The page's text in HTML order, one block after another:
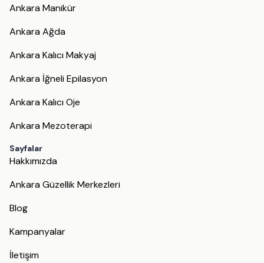
Ankara Manikür
Ankara Ağda
Ankara Kalıcı Makyaj
Ankara İğneli Epilasyon
Ankara Kalıcı Oje
Ankara Mezoterapi
Sayfalar
Hakkımızda
Ankara Güzellik Merkezleri
Blog
Kampanyalar
İletişim